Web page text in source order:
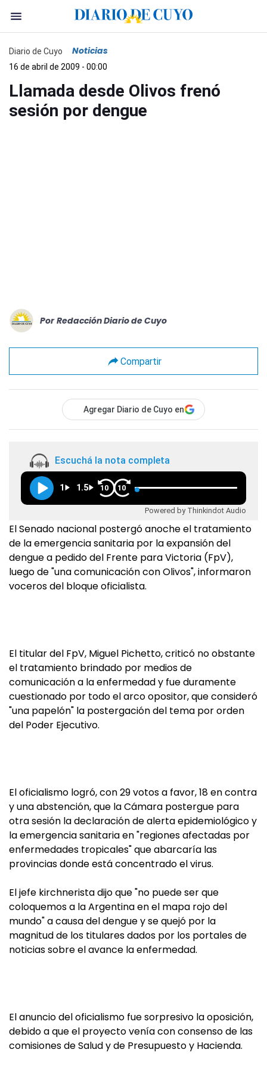
Diario de Cuyo Noticias
16 de abril de 2009 - 00:00
Llamada desde Olivos frenó
sesión por dengue
Por Redacción Diario de Cuyo
Compartir
Agregar Diario de Cuyo en
Escuchá la nota completa
1 1.5 10 10
Powered by Thinkindot Audio
El Senado nacional postergó anoche el tratamiento
de la emergencia sanitaria por la expansión del
dengue a pedido del Frente para Victoria (FpV),
luego de "una comunicación con Olivos", informaron
voceros del bloque oficialista.
El titular del FpV, Miguel Pichetto, criticó no obstante
el tratamiento brindado por medios de
comunicación a la enfermedad y fue duramente
cuestionado por todo el arco opositor, que consideró
"una papelón" la postergación del tema por orden
del Poder Ejecutivo.
El oficialismo logró, con 29 votos a favor, 18 en contra
y una abstención, que la Cámara postergue para
otra sesión la declaración de alerta epidemiológico y
la emergencia sanitaria en "regiones afectadas por
enfermedades tropicales" que abarcaría las
provincias donde está concentrado el virus.
El jefe kirchnerista dijo que "no puede ser que
coloquemos a la Argentina en el mapa rojo del
mundo" a causa del dengue y se quejó por la
magnitud de los titulares dados por los portales de
noticias sobre el avance la enfermedad.
El anuncio del oficialismo fue sorpresivo la oposición,
debido a que el proyecto venía con consenso de las
comisiones de Salud y de Presupuesto y Hacienda.